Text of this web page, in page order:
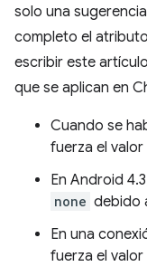
solo una
completo el atributo
escribir este
que se aplican en
Cuando se
fuerza el valor
En Android
none debido
En una
fuerza el valor